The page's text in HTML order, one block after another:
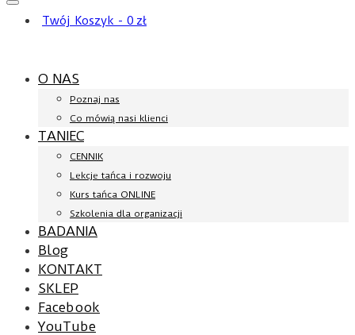
Twój Koszyk - 0 zł
O NAS
Poznaj nas
Co mówią nasi klienci
TANIEC
CENNIK
Lekcje tańca i rozwoju
Kurs tańca ONLINE
Szkolenia dla organizacji
BADANIA
Blog
KONTAKT
SKLEP
Facebook
YouTube